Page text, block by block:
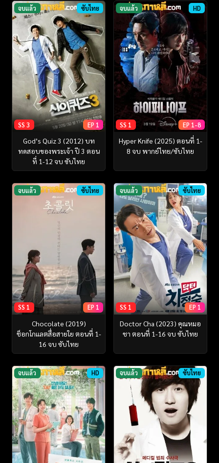
จบแล้ว ซับไทย
SS 3 EP 1
God’s Quiz 3 (2012) บท
ทดสอบของพระเจ้า ปี 3 ตอน
ที่ 1-12 จบ ซับไทย
จบแล้ว HD
SS 1 EP 1-8
Hyper Knife (2025) ตอนที่ 1-
8 จบ พากย์ไทย/ซับไทย
จบแล้ว ซับไทย
SS 1 EP 1
Chocolate (2019)
ช็อกโกแลตสื่อสายใย ตอนที่ 1-
16 จบ ซับไทย
จบแล้ว ซับไทย
SS 1 EP 1
Doctor Cha (2023) คุณหมอ
ชา ตอนที่ 1-16 จบ ซับไทย
จบแล้ว HD จบแล้ว ซับไทย